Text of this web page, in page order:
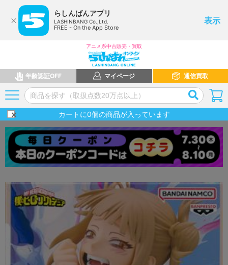
らしんばんアプリ
LASHINBANG Co.,Ltd.
FREE - On the App Store
表示
アニメ系中古販売・買取
年齢認証OFF マイページ 通信買取
カートに0個の商品が入っています